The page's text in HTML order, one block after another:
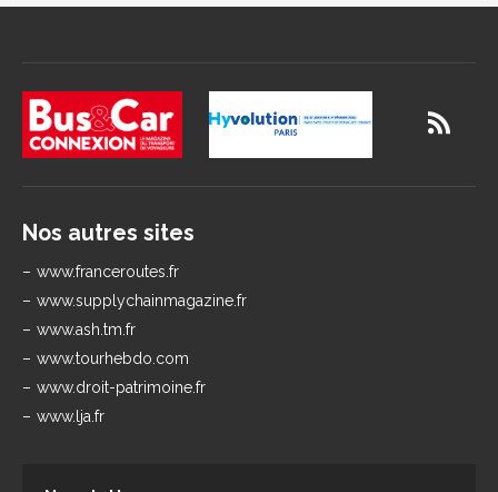
Nos autres sites
www.franceroutes.fr
www.supplychainmagazine.fr
www.ash.tm.fr
www.tourhebdo.com
www.droit-patrimoine.fr
www.lja.fr